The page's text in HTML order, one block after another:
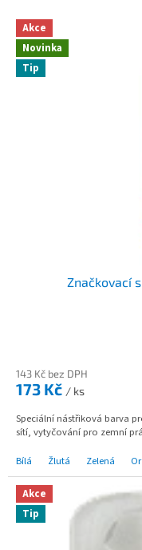
V
p
Akce
Novinka
Tip
Značkovací
143 Kč bez DPH
173 Kč / ks
Speciální nástřiková barva
sítí, vytyčování pro zemní
Bílá
Žlutá Zelená
Akce
Tip